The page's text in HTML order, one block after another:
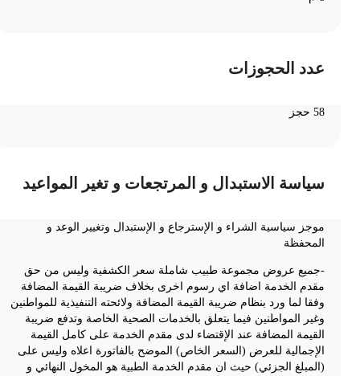
عدد الحجوزات
سياسة الاستبدال و المرتجعات و تغير المواعيد
موجز سياسية الشراء و الإسترجاع و الإستبدال وتغيير الوعد و
المحفظة
-جميع عروض مجموعة طبيب شاملة سعر الكشفية وليس من حق
مقدم الخدمة اضافة اي رسوم اخرى بخلاف ضريبة القيمة المضافة
وفقا لما ورد بنظام ضريبة القيمة المضافة ولائحته التنفيذية للمواطنين
وغير المواطنين فيما يتعلق بالخدمات الصحية الخاصة وتدفع ضريبة
القيمة المضافة عند الإقتضاء لدى مقدم الخدمة على كامل القيمة
الإجمالية للعرض (السعر الخاص) الموضح بالفاتورة اعلاه وليس على
(المبلغ الجزئي) حيث ان مقدم الخدمة الطبية هو المخول النهائي و